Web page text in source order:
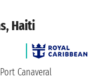
Haiti
Port Canaveral